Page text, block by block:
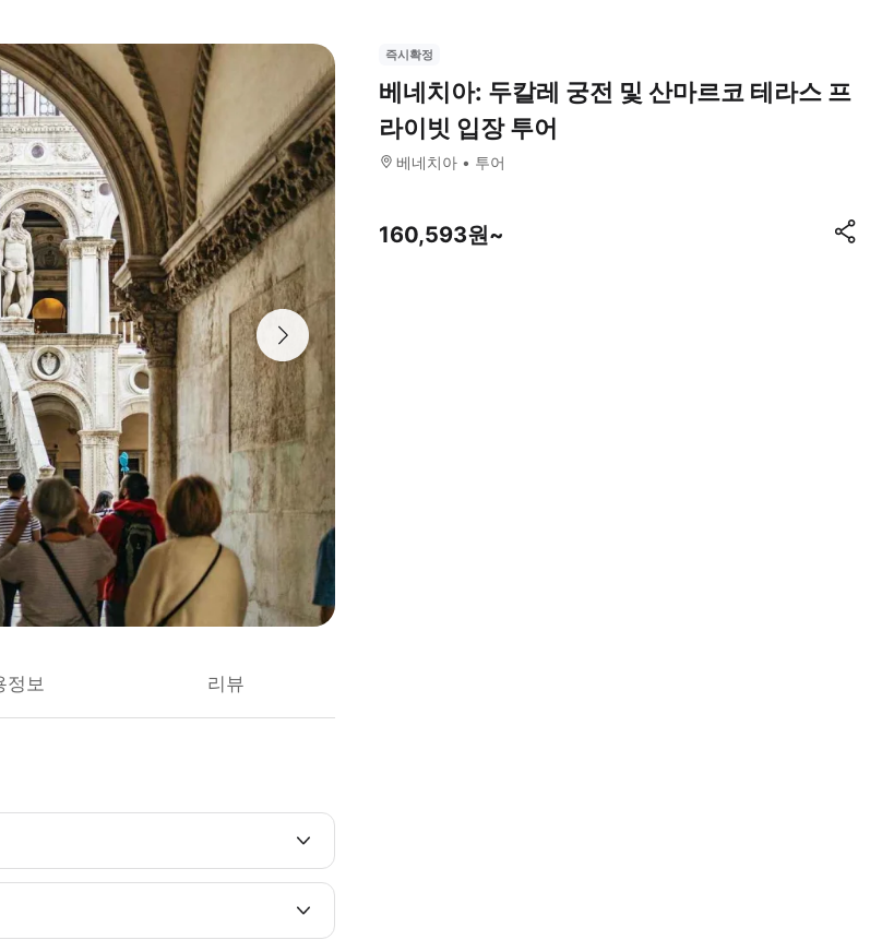
정보 리뷰
즉시확정
베네치아: 두칼레 궁전 및 산마르코 테라스 프
라이빗 입장 투어
베네치아 투어
160,593원~